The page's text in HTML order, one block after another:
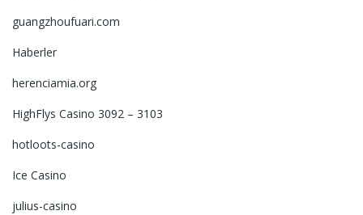
guangzhoufuari.com
Haberler
herenciamia.org
HighFlys Casino 3092 – 3103
hotloots-casino
Ice Casino
julius-casino